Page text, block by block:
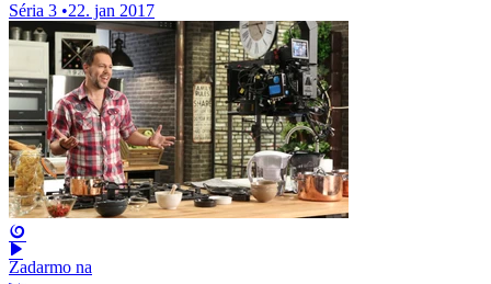
Séria 3 •22. jan 2017
Zadarmo na